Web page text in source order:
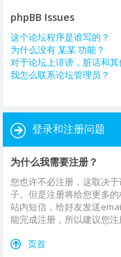
phpBB Issues
这个论坛程序是谁写的？
为什么没有 某某 功能？
对于论坛上诽谤，脏话和
我怎么联系论坛管理员？
登录和注册问题
为什么我需要注册？
您也许不必注册，这取决
子。但是注册将给您更多
站内短信，给好友发送
能完成注册，所以建议您注
页首